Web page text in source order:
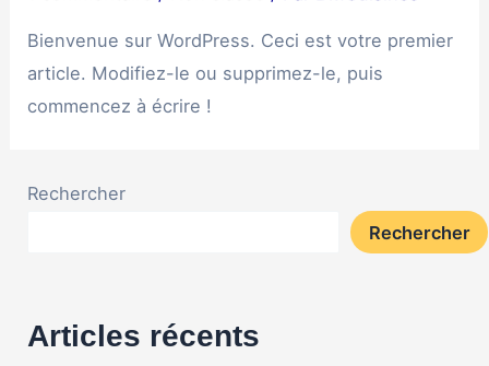
Bienvenue sur WordPress. Ceci est votre premier
article. Modifiez-le ou supprimez-le, puis
commencez à écrire !
Rechercher
Rechercher
Articles récents